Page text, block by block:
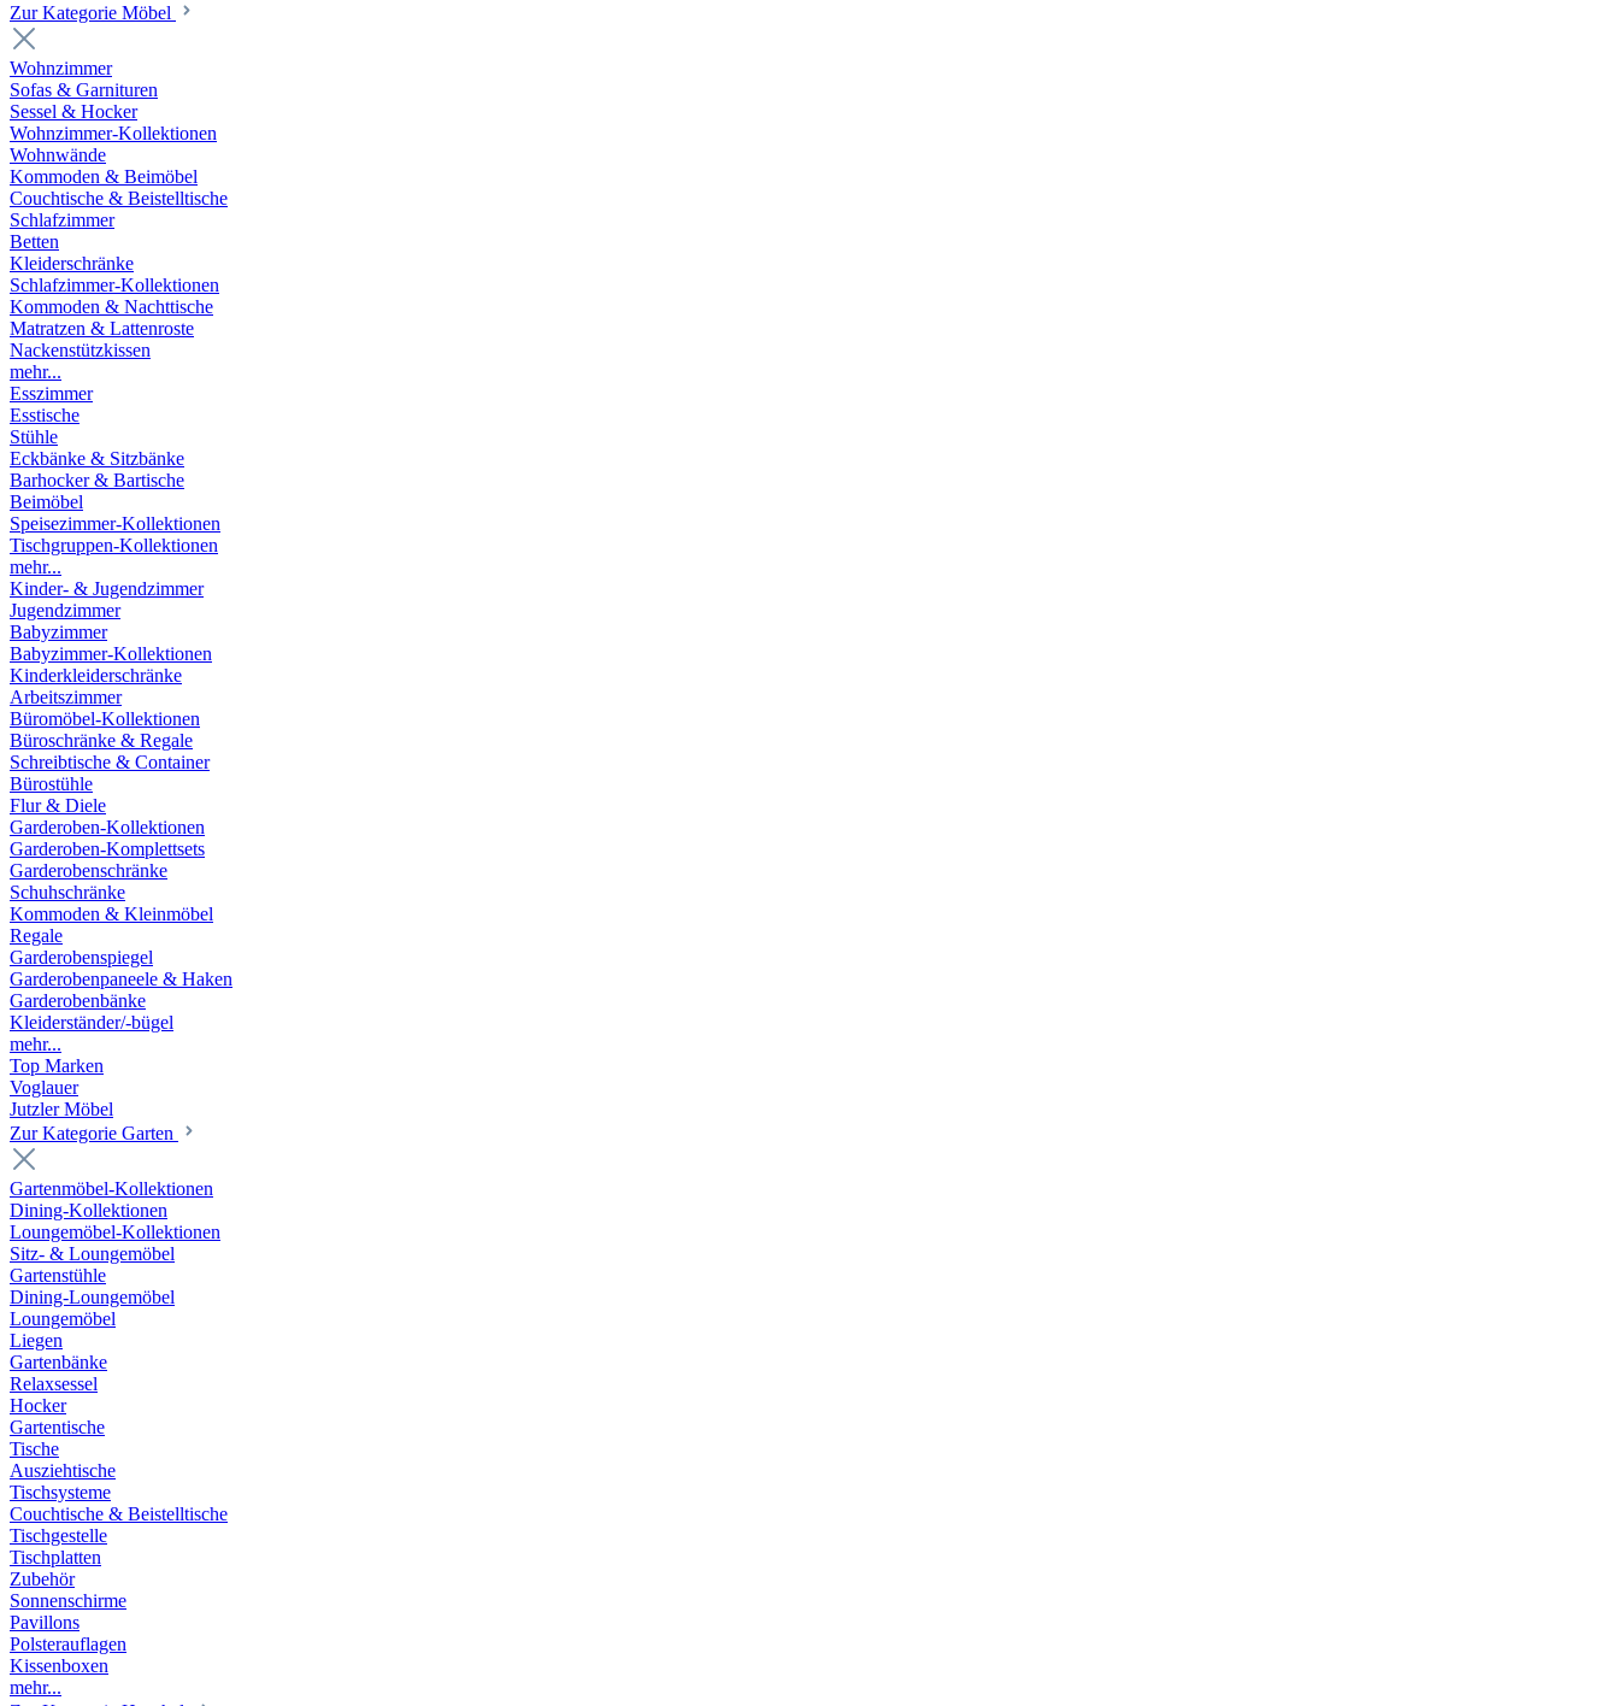
Zur Kategorie Möbel
Wohnzimmer
Sofas & Garnituren
Sessel & Hocker
Wohnzimmer-Kollektionen
Wohnwände
Kommoden & Beimöbel
Couchtische & Beistelltische
Schlafzimmer
Betten
Kleiderschränke
Schlafzimmer-Kollektionen
Kommoden & Nachttische
Matratzen & Lattenroste
Nackenstützkissen
mehr...
Esszimmer
Esstische
Stühle
Eckbänke & Sitzbänke
Barhocker & Bartische
Beimöbel
Speisezimmer-Kollektionen
Tischgruppen-Kollektionen
mehr...
Kinder- & Jugendzimmer
Jugendzimmer
Babyzimmer
Babyzimmer-Kollektionen
Kinderkleiderschränke
Arbeitszimmer
Büromöbel-Kollektionen
Büroschränke & Regale
Schreibtische & Container
Bürostühle
Flur & Diele
Garderoben-Kollektionen
Garderoben-Komplettsets
Garderobenschränke
Schuhschränke
Kommoden & Kleinmöbel
Regale
Garderobenspiegel
Garderobenpaneele & Haken
Garderobenbänke
Kleiderständer/-bügel
mehr...
Top Marken
Voglauer
Jutzler Möbel
Zur Kategorie Garten
Gartenmöbel-Kollektionen
Dining-Kollektionen
Loungemöbel-Kollektionen
Sitz- & Loungemöbel
Gartenstühle
Dining-Loungemöbel
Loungemöbel
Liegen
Gartenbänke
Relaxsessel
Hocker
Gartentische
Tische
Ausziehtische
Tischsysteme
Couchtische & Beistelltische
Tischgestelle
Tischplatten
Zubehör
Sonnenschirme
Pavillons
Polsterauflagen
Kissenboxen
mehr...